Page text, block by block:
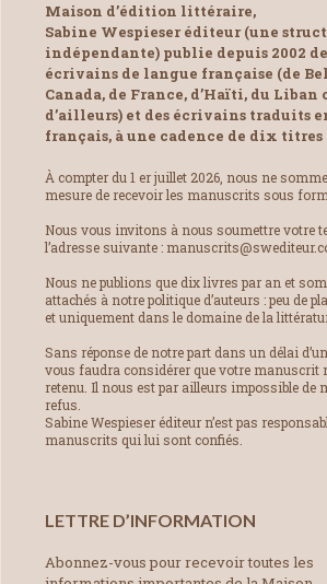
Maison d’édition littéraire,
Sabine Wespieser éditeur (une
indépendante) publie depuis 2002
écrivains de langue française (de
Canada, de France, d’Haïti, du Liban
d’ailleurs) et des écrivains traduits
français, à une cadence de dix titres
À compter du 1 er juillet 2026, nous ne
mesure de recevoir les manuscrits sous
Nous vous invitons à nous soumettre votre
l’adresse suivante :
Nous ne publions que dix livres par an et
attachés à notre politique d’auteurs : peu de
et uniquement dans le domaine de la
Sans réponse de notre part dans un délai
vous faudra considérer que votre manuscrit
retenu. Il nous est par ailleurs impossible de
refus.
Sabine Wespieser éditeur n’est pas
manuscrits qui lui sont confiés.
LETTRE D’INFORMATION
Abonnez-vous pour recevoir toutes les